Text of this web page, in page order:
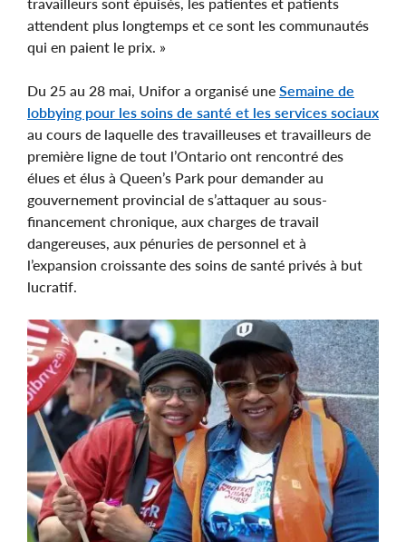
attendent plus longtemps et ce sont les communautés
qui en paient le prix. »
Du 25 au 28 mai, Unifor a organisé une Semaine de
lobbying pour les soins de santé et les services sociaux
au cours de laquelle des travailleuses et travailleurs de
première ligne de tout l’Ontario ont rencontré des
élues et élus à Queen’s Park pour demander au
gouvernement provincial de s’attaquer au sous-
financement chronique, aux charges de travail
dangereuses, aux pénuries de personnel et à
l’expansion croissante des soins de santé privés à but
lucratif.